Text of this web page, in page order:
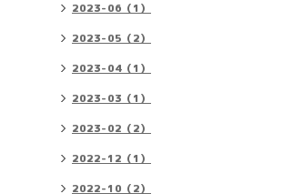
2023-06（1）
2023-05（2）
2023-04（1）
2023-03（1）
2023-02（2）
2022-12（1）
2022-10（2）